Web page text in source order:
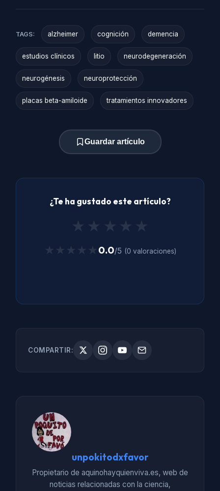
TAGS: alzheimer cognición demencia
estudios clínicos litio neurodegeneración
neurogénesis neuroprotección
placas beta-amiloide tratamientos innovadores
Guardar artículo
¿Te ha gustado este artículo?
★
★
★
★
★
★★★★★
★★★★★ 0.0/5 (0 valoraciones)
COMPARTIR:
unpokitodxfavor
Propietario de aquinohayquienviva.es, web de
noticias relacionadas con la ciencia,